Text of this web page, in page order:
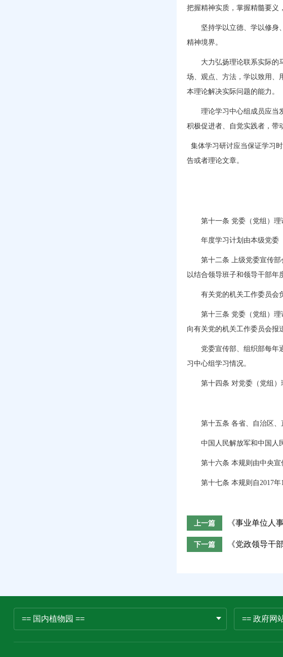
把握精神实质，掌握精髓要义
坚持学以立德、学以修身、
精神境界。
大力弘扬理论联系实际的马
场、观点、方法，学以致用、
本理论解决实际问题的能力。
理论学习中心组成员应当发
积极促进者、自觉实践者，带
集体学习研讨应当保证学习
告或者理论文章。
第十一条 党委（党组）
年度学习计划由本级党委
第十二条 上级党委宣传部会
以结合领导班子和领导干部年
有关党的机关工作委员会负
第十三条 党委（党组）理
向有关党的机关工作委员会报
党委宣传部、组织部每年通
习中心组学习情况。
第十四条 对党委（党组）理
第十五条 各省、自治区、直
中国人民解放军和中国人民
第十六条 本规则由中央宣
第十七条 本规则自2017年1
上一篇 《事业单位人
下一篇 《党政领导干
== 国内植物园 == == 政府网